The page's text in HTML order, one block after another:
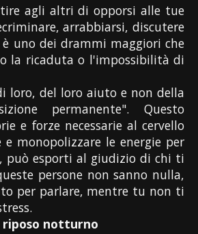
agli altri di opporsi alle tue
arrabbiarsi, discutere
uno dei drammi maggiori che
la ricaduta o l'impossibilità di
loro, del loro aiuto e non della
permanente". Questo
e forze necessarie al cervello
e monopolizzare le energie per
può esporti al giudizio di chi ti
persone non sanno nulla,
per parlare, mentre tu non ti
riposo notturno